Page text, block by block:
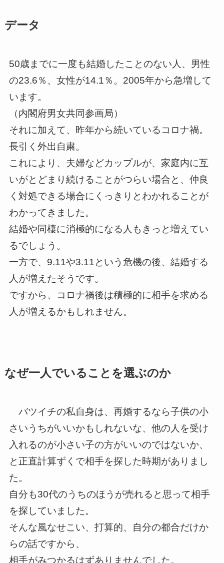
データ
50歳までに一度も結婚したことのない人、男性
の23.6％、女性が14.1％。 2005年から急増して
います。
（内閣府男女共同参画局）
それに加えて、昨年から続いているコロナ禍。
長引く外出自粛。
これにより、夫婦などカップルが、家庭内に互
いがとどまり続けることがつらい場合と、仲良
く対処できる場合にくっきりとわかれることが
わかってきました。
結婚や同棲に消極的になる人もきっと増えてい
るでしょう。
一方で、 9.11や3.11という危機の後、結婚する
人が増えたそうです。
ですから、コロナ禍後は積極的に相手を求める
人が増えるかもしれません。
なぜ一人でいることを選ぶのか
バツイチの私自身は、再婚するなら子供の小
さいうちがいいかもしれないな、他の人を受け
入れるのが小さい子の方がいいのではないか、
と正直計算ずくで相手を探した時期がありまし
た。
自分も30代のうちのほうが売れると思って相手
を探していました。
そんな風なせこい、打算的、自分の都合だけか
らの話ですから、
相手がみつかるはずありませんでした。